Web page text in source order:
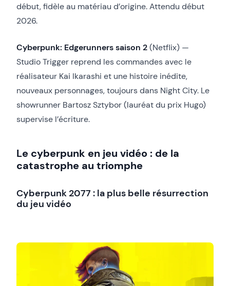
début, fidèle au matériau d’origine. Attendu début
2026.
Cyberpunk: Edgerunners saison 2(Netflix) —
Studio Trigger reprend les commandes avec le
réalisateur Kai Ikarashi et une histoire inédite,
nouveaux personnages, toujours dans Night City. Le
showrunner Bartosz Sztybor (lauréat du prix Hugo)
supervise l’écriture.
Le cyberpunk en jeu vidéo : de la
catastrophe au triomphe
Cyberpunk 2077 : la plus belle résurrection
du jeu vidéo